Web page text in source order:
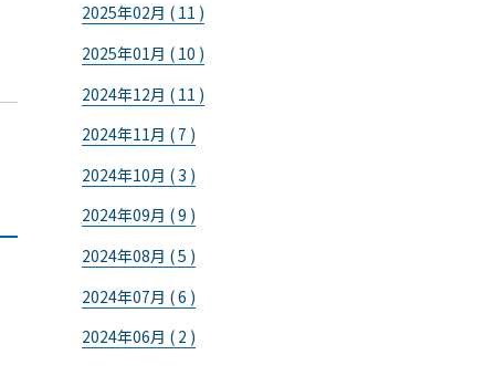
2025年02月 ( 11 )
2025年01月 ( 10 )
2024年12月 ( 11 )
2024年11月 ( 7 )
2024年10月 ( 3 )
2024年09月 ( 9 )
2024年08月 ( 5 )
2024年07月 ( 6 )
2024年06月 ( 2 )